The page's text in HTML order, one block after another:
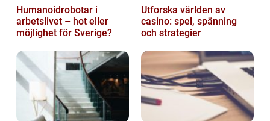
Humanoidrobotar i
arbetslivet – hot eller
möjlighet för Sverige?
Utforska världen av
casino: spel, spänning
och strategier